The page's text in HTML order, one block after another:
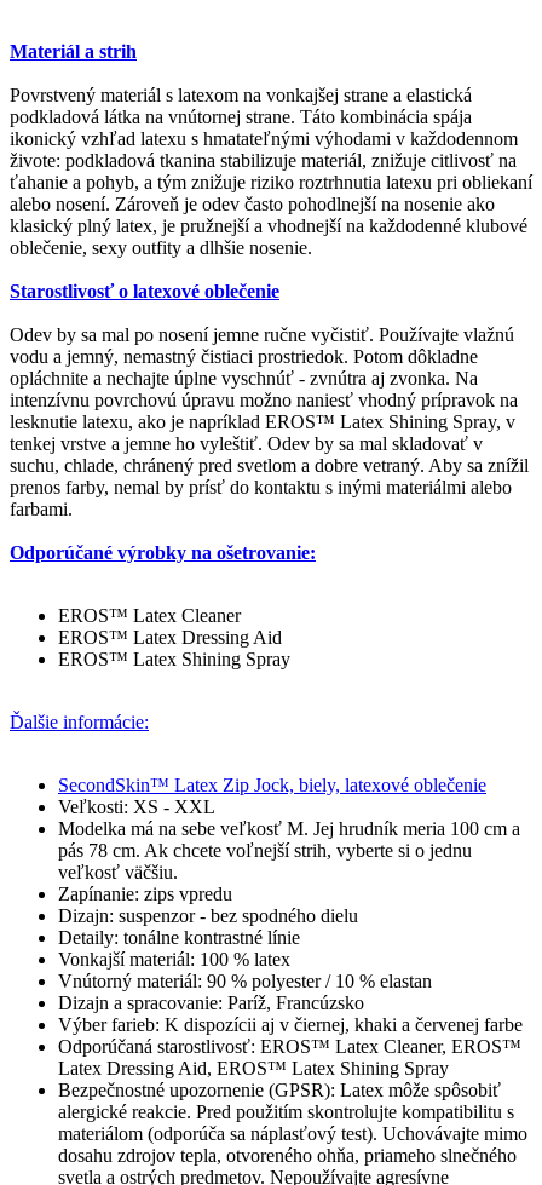
Materiál a strih
Povrstvený materiál s latexom na vonkajšej strane a elastická
podkladová látka na vnútornej strane. Táto kombinácia spája
ikonický vzhľad latexu s hmatateľnými výhodami v každodennom
živote: podkladová tkanina stabilizuje materiál, znižuje citlivosť na
ťahanie a pohyb, a tým znižuje riziko roztrhnutia latexu pri obliekaní
alebo nosení. Zároveň je odev často pohodlnejší na nosenie ako
klasický plný latex, je pružnejší a vhodnejší na každodenné klubové
oblečenie, sexy outfity a dlhšie nosenie.
Starostlivosť o latexové oblečenie
Odev by sa mal po nosení jemne ručne vyčistiť. Používajte vlažnú
vodu a jemný, nemastný čistiaci prostriedok. Potom dôkladne
opláchnite a nechajte úplne vyschnúť - zvnútra aj zvonka. Na
intenzívnu povrchovú úpravu možno naniesť vhodný prípravok na
lesknutie latexu, ako je napríklad EROS™ Latex Shining Spray, v
tenkej vrstve a jemne ho vyleštiť. Odev by sa mal skladovať v
suchu, chlade, chránený pred svetlom a dobre vetraný. Aby sa znížil
prenos farby, nemal by prísť do kontaktu s inými materiálmi alebo
farbami.
Odporúčané výrobky na ošetrovanie:
EROS™ Latex Cleaner
EROS™ Latex Dressing Aid
EROS™ Latex Shining Spray
Ďalšie informácie:
SecondSkin™ Latex Zip Jock, biely, latexové oblečenie
Veľkosti: XS - XXL
Modelka má na sebe veľkosť M. Jej hrudník meria 100 cm a
pás 78 cm. Ak chcete voľnejší strih, vyberte si o jednu
veľkosť väčšiu.
Zapínanie: zips vpredu
Dizajn: suspenzor - bez spodného dielu
Detaily: tonálne kontrastné línie
Vonkajší materiál: 100 % latex
Vnútorný materiál: 90 % polyester / 10 % elastan
Dizajn a spracovanie: Paríž, Francúzsko
Výber farieb: K dispozícii aj v čiernej, khaki a červenej farbe
Odporúčaná starostlivosť: EROS™ Latex Cleaner, EROS™
Latex Dressing Aid, EROS™ Latex Shining Spray
Bezpečnostné upozornenie (GPSR): Latex môže spôsobiť
alergické reakcie. Pred použitím skontrolujte kompatibilitu s
materiálom (odporúča sa náplasťový test). Uchovávajte mimo
dosahu zdrojov tepla, otvoreného ohňa, priameho slnečného
svetla a ostrých predmetov. Nepoužívajte agresívne